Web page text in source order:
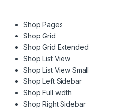
Shop Pages
Shop Grid
Shop Grid Extended
Shop List View
Shop List View Small
Shop Left Sidebar
Shop Full width
Shop Right Sidebar